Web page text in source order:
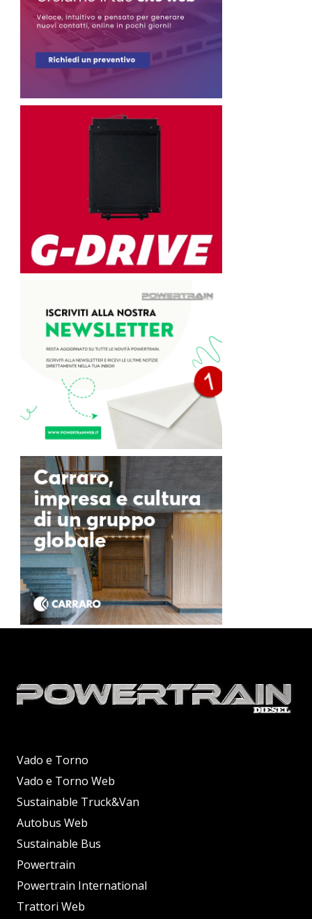
Vado e Torno
Vado e Torno Web
Sustainable Truck&Van
Autobus Web
Sustainable Bus
Powertrain
Powertrain International
Trattori Web